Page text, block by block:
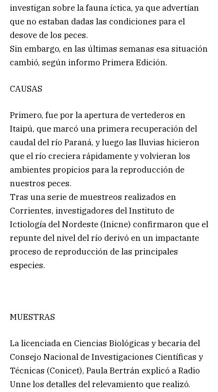
investigan sobre la fauna íctica, ya que advertían
que no estaban dadas las condiciones para el
desove de los peces.
Sin embargo, en las últimas semanas esa situación
cambió, según informo Primera Edición.
CAUSAS
Primero, fue por la apertura de vertederos en
Itaipú, que marcó una primera recuperación del
caudal del río Paraná, y luego las lluvias hicieron
que el río creciera rápidamente y volvieran los
ambientes propicios para la reproducción de
nuestros peces.
Tras una serie de muestreos realizados en
Corrientes, investigadores del Instituto de
Ictiología del Nordeste (Inicne) confirmaron que el
repunte del nivel del río derivó en un impactante
proceso de reproducción de las principales
especies.
MUESTRAS
La licenciada en Ciencias Biológicas y becaria del
Consejo Nacional de Investigaciones Científicas y
Técnicas (Conicet), Paula Bertrán explicó a Radio
Unne los detalles del relevamiento que realizó.